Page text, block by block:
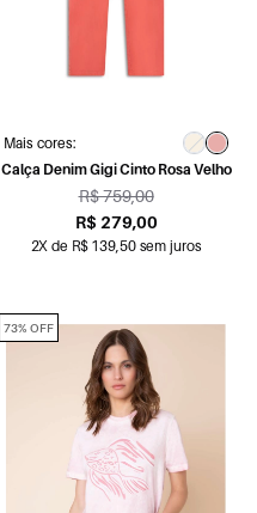
Mais cores:
Calça Denim Gigi Cinto Rosa Velho
R$ 759,00
R$ 279,00
2X de R$ 139,50 sem juros
73% OFF